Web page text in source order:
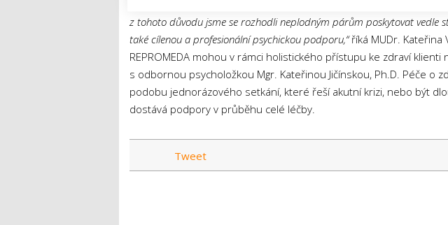
z tohoto důvodu jsme se rozhodli neplodným párům poskytovat vedle
také cílenou a profesionální psychickou podporu,“říká MUDr. Kateřina
REPROMEDA mohou v rámci holistického přístupu ke zdraví klienti
s odbornou psycholožkou Mgr. Kateřinou Jičínskou, Ph.D. Péče o
podobu jednorázového setkání, které řeší akutní krizi, nebo být
dostává podpory v průběhu celé léčby.
Tweet